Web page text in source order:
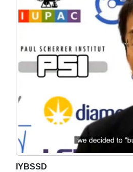
IYBSSD